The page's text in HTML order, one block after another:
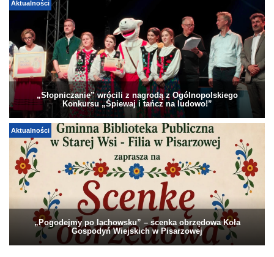
Aktualności
„Słopniczanie” wrócili z nagrodą z Ogólnopolskiego
Konkursu „Śpiewaj i tańcz na ludowo!”
Aktualności
„Pogodejmy po lachowsku” – scenka obrzędowa Koła
Gospodyń Wiejskich w Pisarzowej